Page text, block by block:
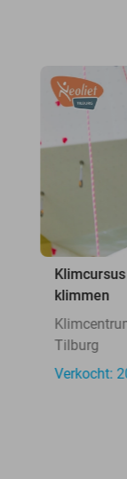
klimmen
Tilburg
Verkocht: